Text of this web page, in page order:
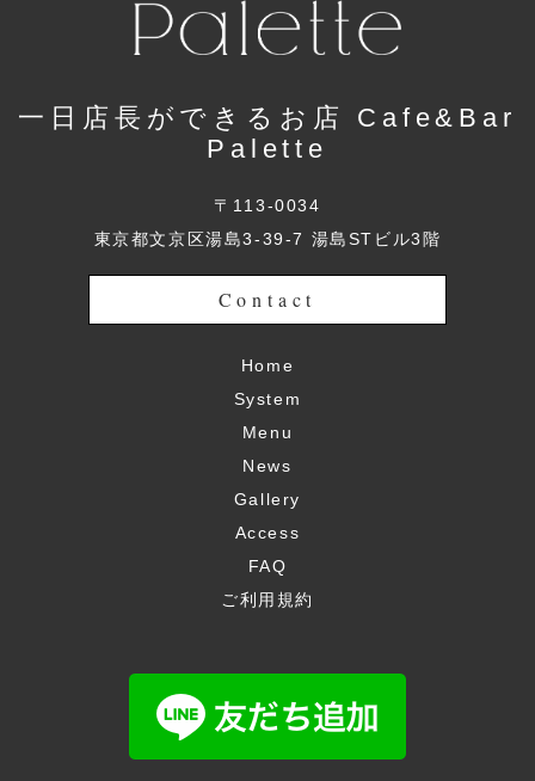
一日店長ができるお店 Cafe&Bar
Palette
〒113-0034
東京都文京区湯島3-39-7 湯島STビル3階
Contact
Home
System
Menu
News
Gallery
Access
FAQ
ご利用規約